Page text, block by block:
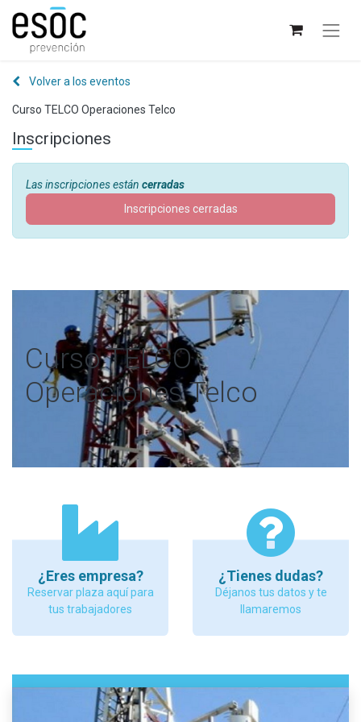
Volver a los eventos
Curso TELCO Operaciones Telco
Inscripciones
Las inscripciones están cerradas
Inscripciones cerradas
Curso TELCO
Operaciones Telco
¿Eres empresa?
Reservar plaza aquí para
tus trabajadores
¿Tienes dudas?
Déjanos tus datos y te
llamaremos